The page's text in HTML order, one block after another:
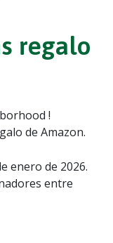
regalo
!
de Amazon.
enero de 2026.
entre